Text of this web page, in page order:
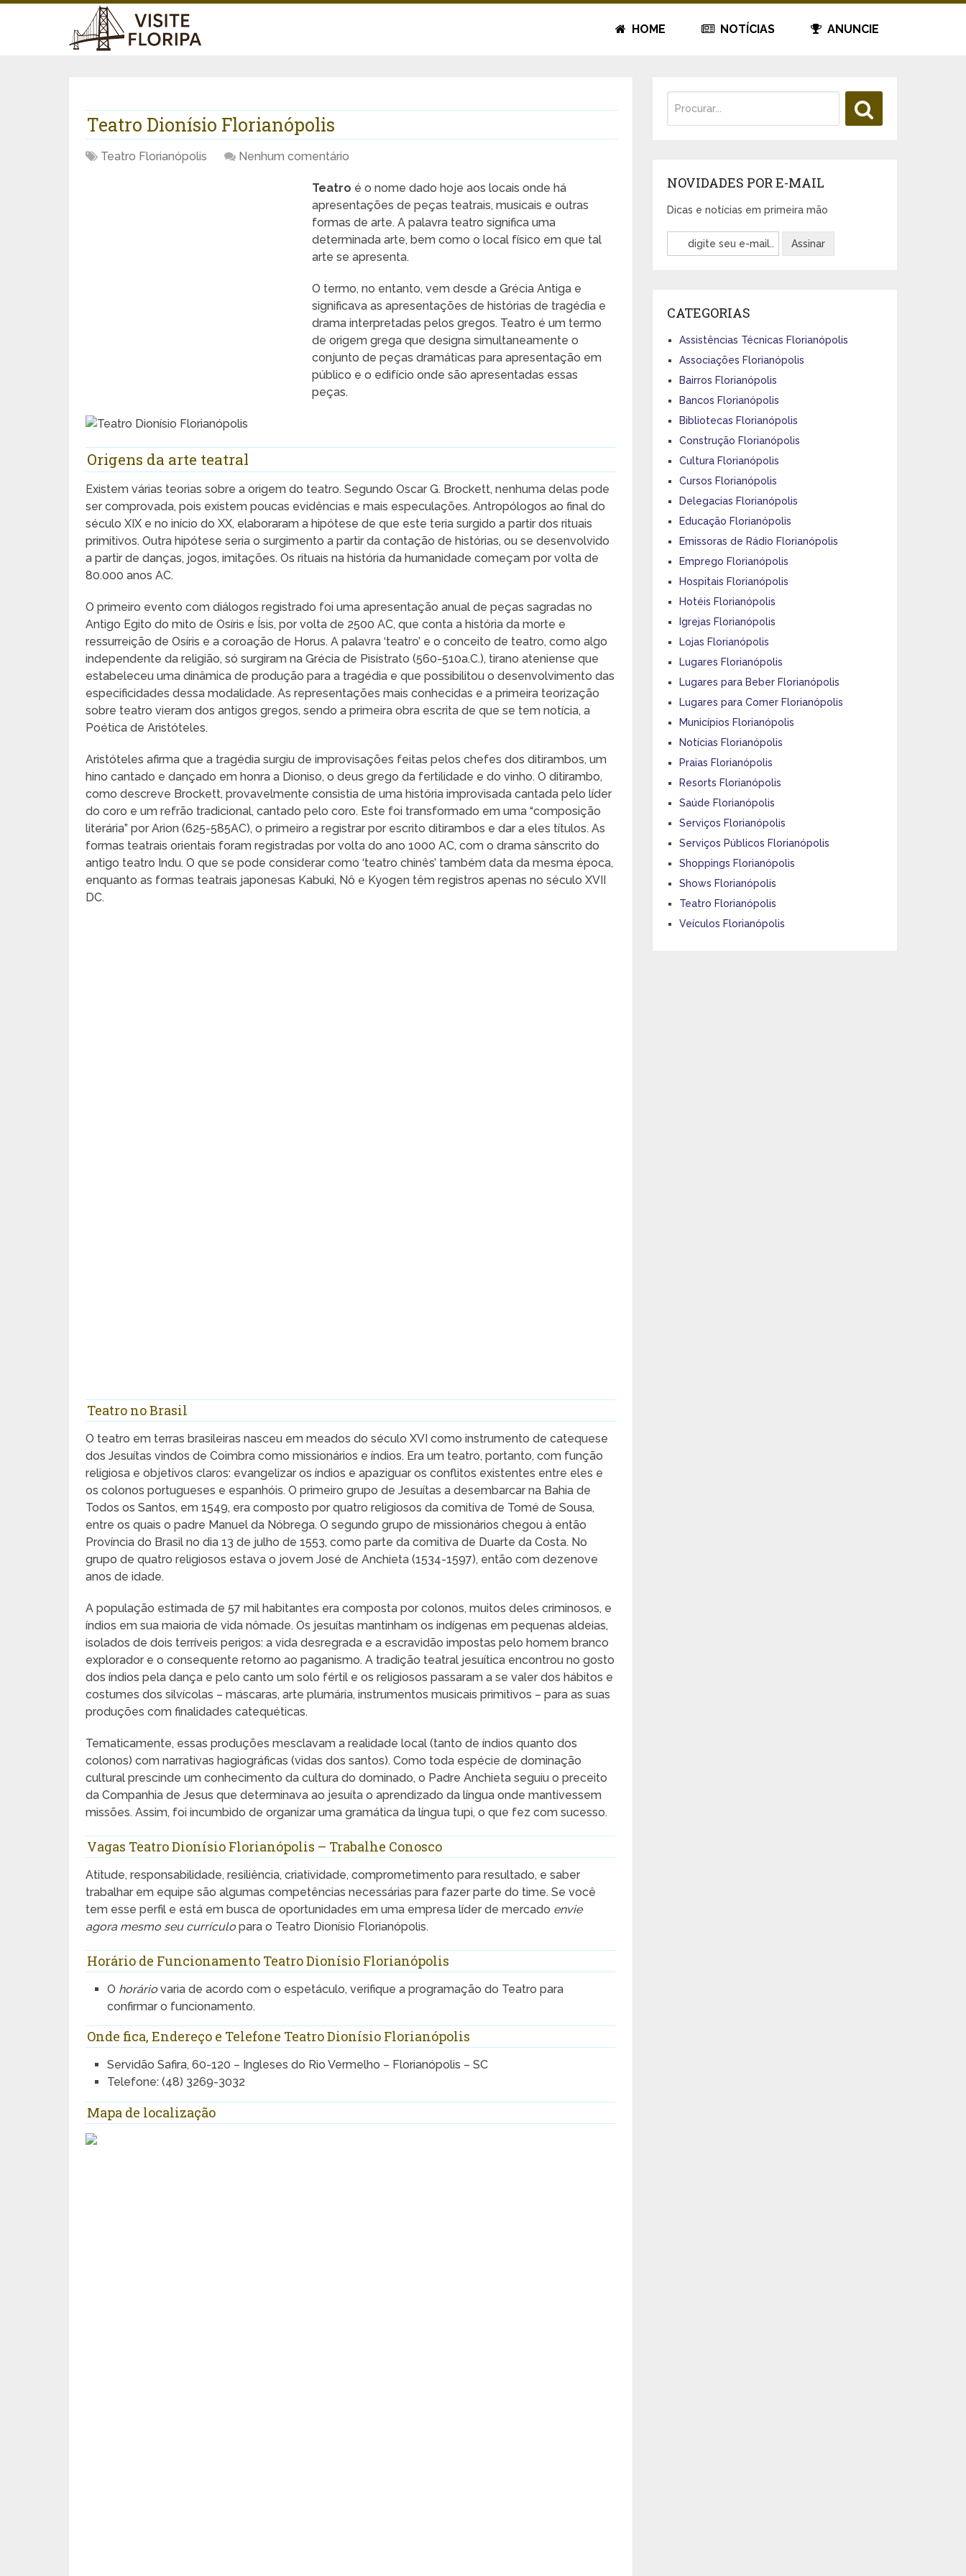
HOME NOTÍCIAS ANUNCIE
Teatro Dionísio Florianópolis
Teatro Florianópolis Nenhum comentário
Teatro é o nome dado hoje aos locais onde há
apresentações de peças teatrais, musicais e outras
formas de arte. A palavra teatro significa uma
determinada arte, bem como o local físico em que tal
arte se apresenta.
O termo, no entanto, vem desde a Grécia Antiga e
significava as apresentações de histórias de tragédia e
drama interpretadas pelos gregos. Teatro é um termo
de origem grega que designa simultaneamente o
conjunto de peças dramáticas para apresentação em
público e o edifício onde são apresentadas essas
peças.
Origens da arte teatral
Existem várias teorias sobre a origem do teatro. Segundo Oscar G. Brockett, nenhuma delas pode
ser comprovada, pois existem poucas evidências e mais especulações. Antropólogos ao final do
século XIX e no início do XX, elaboraram a hipótese de que este teria surgido a partir dos rituais
primitivos. Outra hipótese seria o surgimento a partir da contação de histórias, ou se desenvolvido
a partir de danças, jogos, imitações. Os rituais na história da humanidade começam por volta de
80.000 anos AC.
O primeiro evento com diálogos registrado foi uma apresentação anual de peças sagradas no
Antigo Egito do mito de Osíris e Ísis, por volta de 2500 AC, que conta a história da morte e
ressurreição de Osíris e a coroação de Horus. A palavra ‘teatro’ e o conceito de teatro, como algo
independente da religião, só surgiram na Grécia de Pisístrato (560-510a.C.), tirano ateniense que
estabeleceu uma dinâmica de produção para a tragédia e que possibilitou o desenvolvimento das
especificidades dessa modalidade. As representações mais conhecidas e a primeira teorização
sobre teatro vieram dos antigos gregos, sendo a primeira obra escrita de que se tem notícia, a
Poética de Aristóteles.
Aristóteles afirma que a tragédia surgiu de improvisações feitas pelos chefes dos ditirambos, um
hino cantado e dançado em honra a Dioniso, o deus grego da fertilidade e do vinho. O ditirambo,
como descreve Brockett, provavelmente consistia de uma história improvisada cantada pelo líder
do coro e um refrão tradicional, cantado pelo coro. Este foi transformado em uma “composição
literária” por Arion (625-585AC), o primeiro a registrar por escrito ditirambos e dar a eles títulos. As
formas teatrais orientais foram registradas por volta do ano 1000 AC, com o drama sânscrito do
antigo teatro Indu. O que se pode considerar como ‘teatro chinês’ também data da mesma época,
enquanto as formas teatrais japonesas Kabuki, Nô e Kyogen têm registros apenas no século XVII
DC.
Teatro no Brasil
O teatro em terras brasileiras nasceu em meados do século XVI como instrumento de catequese
dos Jesuítas vindos de Coimbra como missionários e índios. Era um teatro, portanto, com função
religiosa e objetivos claros: evangelizar os índios e apaziguar os conflitos existentes entre eles e
os colonos portugueses e espanhóis. O primeiro grupo de Jesuítas a desembarcar na Bahia de
Todos os Santos, em 1549, era composto por quatro religiosos da comitiva de Tomé de Sousa,
entre os quais o padre Manuel da Nóbrega. O segundo grupo de missionários chegou à então
Província do Brasil no dia 13 de julho de 1553, como parte da comitiva de Duarte da Costa. No
grupo de quatro religiosos estava o jovem José de Anchieta (1534-1597), então com dezenove
anos de idade.
A população estimada de 57 mil habitantes era composta por colonos, muitos deles criminosos, e
índios em sua maioria de vida nômade. Os jesuítas mantinham os indígenas em pequenas aldeias,
isolados de dois terríveis perigos: a vida desregrada e a escravidão impostas pelo homem branco
explorador e o consequente retorno ao paganismo. A tradição teatral jesuítica encontrou no gosto
dos índios pela dança e pelo canto um solo fértil e os religiosos passaram a se valer dos hábitos e
costumes dos silvícolas – máscaras, arte plumária, instrumentos musicais primitivos – para as suas
produções com finalidades catequéticas.
Tematicamente, essas produções mesclavam a realidade local (tanto de índios quanto dos
colonos) com narrativas hagiográficas (vidas dos santos). Como toda espécie de dominação
cultural prescinde um conhecimento da cultura do dominado, o Padre Anchieta seguiu o preceito
da Companhia de Jesus que determinava ao jesuíta o aprendizado da língua onde mantivessem
missões. Assim, foi incumbido de organizar uma gramática da língua tupi, o que fez com sucesso.
Vagas Teatro Dionísio Florianópolis – Trabalhe Conosco
Atitude, responsabilidade, resiliência, criatividade, comprometimento para resultado, e saber
trabalhar em equipe são algumas competências necessárias para fazer parte do time. Se você
tem esse perfil e está em busca de oportunidades em uma empresa líder de mercado envie
agora mesmo seu currículopara o Teatro Dionísio Florianópolis.
Horário de Funcionamento Teatro Dionísio Florianópolis
O horáriovaria de acordo com o espetáculo, verifique a programação do Teatro para
confirmar o funcionamento.
Onde fica, Endereço e Telefone Teatro Dionísio Florianópolis
Servidão Safira, 60-120 – Ingleses do Rio Vermelho – Florianópolis – SC
Telefone: (48) 3269-3032
Mapa de localização
NOVIDADES POR E-MAIL
Dicas e notícias em primeira mão
CATEGORIAS
Assistências Técnicas Florianópolis
Associações Florianópolis
Bairros Florianópolis
Bancos Florianópolis
Bibliotecas Florianópolis
Construção Florianópolis
Cultura Florianópolis
Cursos Florianópolis
Delegacias Florianópolis
Educação Florianópolis
Emissoras de Rádio Florianópolis
Emprego Florianópolis
Hospitais Florianópolis
Hotéis Florianópolis
Igrejas Florianópolis
Lojas Florianópolis
Lugares Florianópolis
Lugares para Beber Florianópolis
Lugares para Comer Florianópolis
Municípios Florianópolis
Notícias Florianópolis
Praias Florianópolis
Resorts Florianópolis
Saúde Florianópolis
Serviços Florianópolis
Serviços Públicos Florianópolis
Shoppings Florianópolis
Shows Florianópolis
Teatro Florianópolis
Veículos Florianópolis